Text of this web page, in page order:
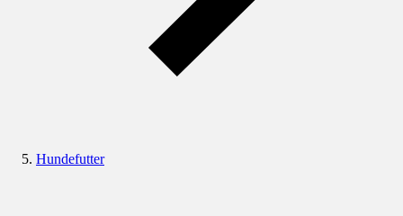
Hundefutter